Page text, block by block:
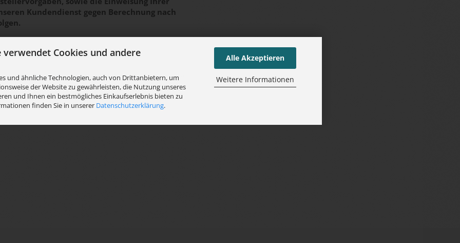
verwendet Cookies und andere
und ähnliche Technologien, auch von Drittanbietern, um
der Website zu gewährleisten, die Nutzung unseres
und Ihnen ein bestmögliches Einkaufserlebnis bieten zu
finden Sie in unserer Datenschutzerklärung.
Alle Akzeptieren
Weitere Informationen
Kundendienst gegen Berechnung nach
Raten ohne Anzahlung leasen!
an:info@wasch-und-buegeltechnik.de oder nutzen